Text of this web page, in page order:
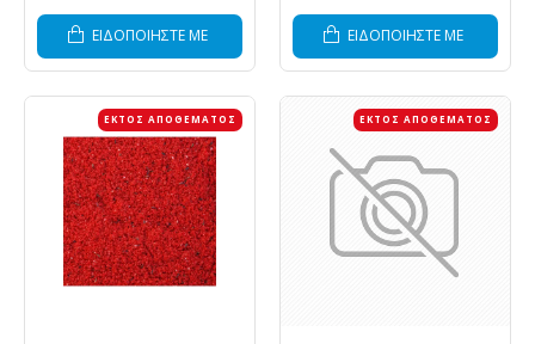
ΕΙΔΟΠΟΙΗΣΤΕ ΜΕ ΕΙΔΟΠΟΙΗΣΤΕ ΜΕ
ΕΚΤΌΣ ΑΠΟΘΈΜΑΤΟΣ ΕΚΤΌΣ ΑΠΟΘΈΜΑΤΟΣ